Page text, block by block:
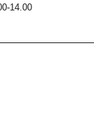
14.00